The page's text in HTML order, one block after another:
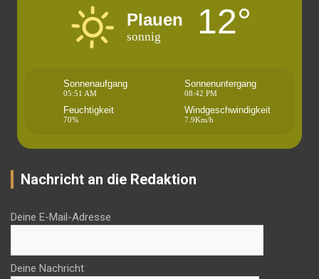
Plauen
sonnig 12°
Sonnenaufgang
05:51 AM
Sonnenuntergang
08:42 PM
Feuchtigkeit
70%
Windgeschwindigkeit
7.9Km/h
Nachricht an die Redaktion
Deine E-Mail-Adresse
Deine Nachricht